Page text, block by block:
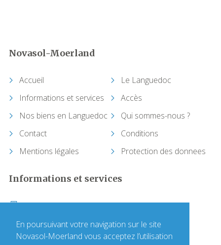
En poursuivant votre navigation sur le site
Novasol-Moerland vous acceptez l’utilisation
Cap d'Agde (Agde)
Capendu
Caunes-Minervois
Novasol-Moerland
Accueil
Le Languedoc
Informations et services
Accès
Nos biens en Languedoc
Qui sommes-nous ?
Contact
Conditions
Mentions légales
Protection des donnees
Informations et services
+33 (0)1 64 17 36 00
Contactez-nous